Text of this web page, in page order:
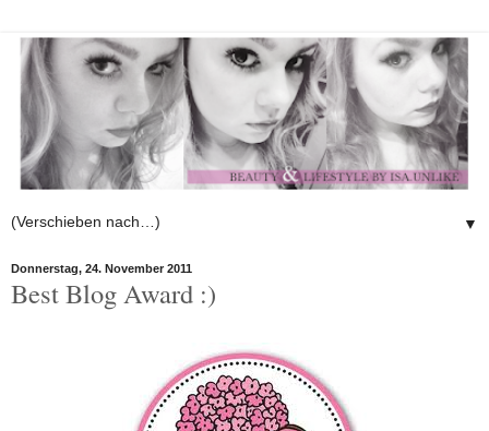
▼
Donnerstag, 24. November 2011
Best Blog Award :)